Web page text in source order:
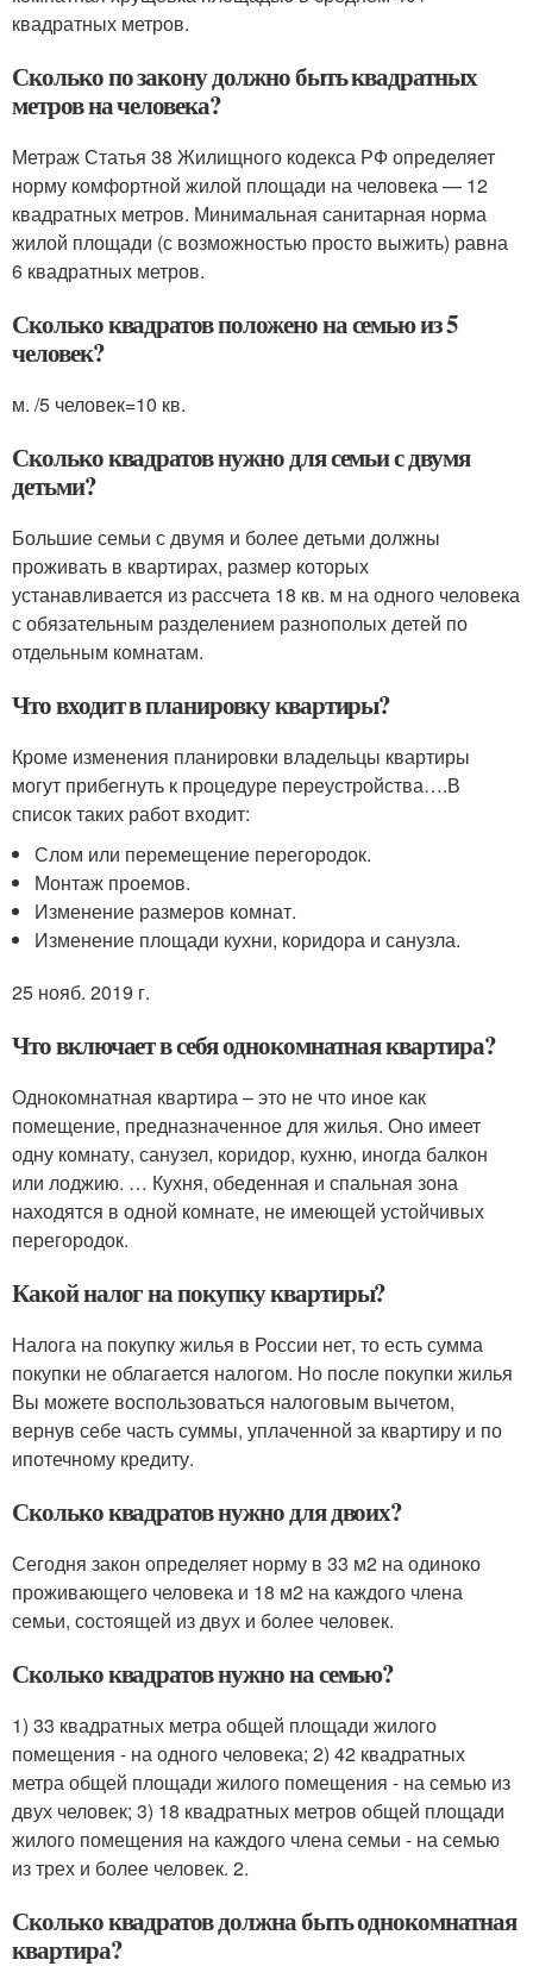
квадратных метров.
Сколько по закону должно быть квадратных
метров на человека?
Метраж Статья 38 Жилищного кодекса РФ определяет
норму комфортной жилой площади на человека — 12
квадратных метров. Минимальная санитарная норма
жилой площади (с возможностью просто выжить) равна
6 квадратных метров.
Сколько квадратов положено на семью из 5
человек?
м. /5 человек=10 кв.
Сколько квадратов нужно для семьи с двумя
детьми?
Большие семьи с двумя и более детьми должны
проживать в квартирах, размер которых
устанавливается из рассчета 18 кв. м на одного человека
с обязательным разделением разнополых детей по
отдельным комнатам.
Что входит в планировку квартиры?
Кроме изменения планировки владельцы квартиры
могут прибегнуть к процедуре переустройства….В
список таких работ входит:
Слом или перемещение перегородок.
Монтаж проемов.
Изменение размеров комнат.
Изменение площади кухни, коридора и санузла.
25 нояб. 2019 г.
Что включает в себя однокомнатная квартира?
Однокомнатная квартира – это не что иное как
помещение, предназначенное для жилья. Оно имеет
одну комнату, санузел, коридор, кухню, иногда балкон
или лоджию. … Кухня, обеденная и спальная зона
находятся в одной комнате, не имеющей устойчивых
перегородок.
Какой налог на покупку квартиры?
Налога на покупку жилья в России нет, то есть сумма
покупки не облагается налогом. Но после покупки жилья
Вы можете воспользоваться налоговым вычетом,
вернув себе часть суммы, уплаченной за квартиру и по
ипотечному кредиту.
Сколько квадратов нужно для двоих?
Сегодня закон определяет норму в 33 м2 на одиноко
проживающего человека и 18 м2 на каждого члена
семьи, состоящей из двух и более человек.
Сколько квадратов нужно на семью?
1) 33 квадратных метра общей площади жилого
помещения - на одного человека; 2) 42 квадратных
метра общей площади жилого помещения - на семью из
двух человек; 3) 18 квадратных метров общей площади
жилого помещения на каждого члена семьи - на семью
из трех и более человек. 2.
Сколько квадратов должна быть однокомнатная
квартира?